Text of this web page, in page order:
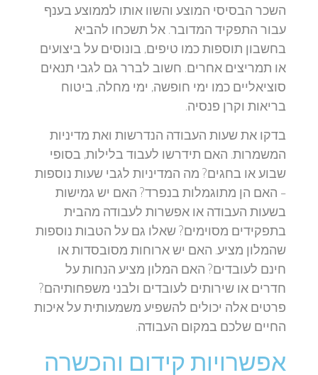
השכר הבסיסי המוצע והשוו אותו לממוצע בענף
עבור התפקיד המדובר. אל תשכחו להביא
בחשבון תוספות כמו טיפים, בונוסים על ביצועים
או תמריצים אחרים. חשוב לברר גם לגבי תנאים
סוציאליים כמו ימי חופשה, ימי מחלה, ביטוח
בריאות וקרן פנסיה.
בדקו את שעות העבודה הנדרשות ואת מדיניות
המשמרות. האם תידרשו לעבוד בלילות, בסופי
שבוע או בחגים? מה המדיניות לגבי שעות נוספות
– האם הן מתוגמלות בנפרד? האם יש גמישות
בשעות העבודה או אפשרות לעבודה מהבית
בתפקידים מסוימים? שאלו גם על הטבות נוספות
שהמלון מציע. האם יש ארוחות מסובסדות או
חינם לעובדים? האם המלון מציע הנחות על
חדרים או שירותים לעובדים ולבני משפחותיהם?
פרטים אלה יכולים להשפיע משמעותית על איכות
החיים שלכם במקום העבודה.
אפשרויות קידום והכשרה